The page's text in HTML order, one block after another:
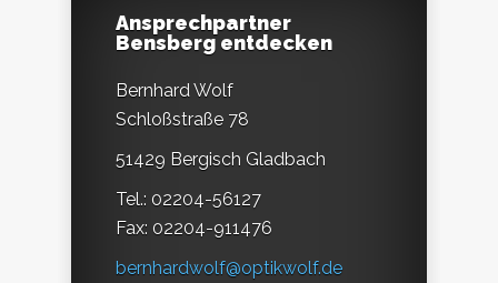
Ansprechpartner
Bensberg entdecken
Bernhard Wolf
Schloßstraße 78
51429 Bergisch Gladbach
Tel.: 02204-56127
Fax: 02204-911476
bernhardwolf@optikwolf.de